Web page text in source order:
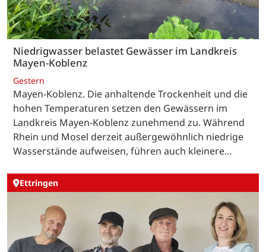
Niedrigwasser belastet Gewässer im Landkreis
Mayen-Koblenz
Gestern
Mayen-Koblenz. Die anhaltende Trockenheit und die
hohen Temperaturen setzen den Gewässern im
Landkreis Mayen-Koblenz zunehmend zu. Während
Rhein und Mosel derzeit außergewöhnlich niedrige
Wasserstände aufweisen, führen auch kleinere…
Ettringen